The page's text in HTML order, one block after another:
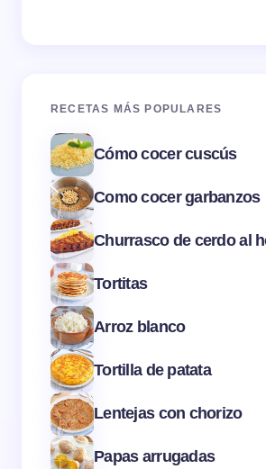
RECETAS MÁS POPULARES
Cómo cocer cuscús
Como cocer garbanzos
Churrasco de cerdo al
Tortitas
Arroz blanco
Tortilla de patata
Lentejas con chorizo
Papas arrugadas